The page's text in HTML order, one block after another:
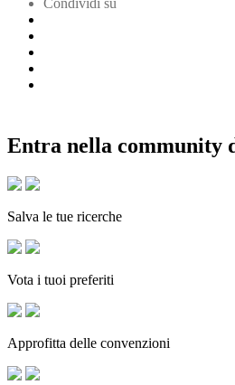
Condividi su
Entra nella community
Salva le tue ricerche
Vota i tuoi preferiti
Approfitta delle convenzioni